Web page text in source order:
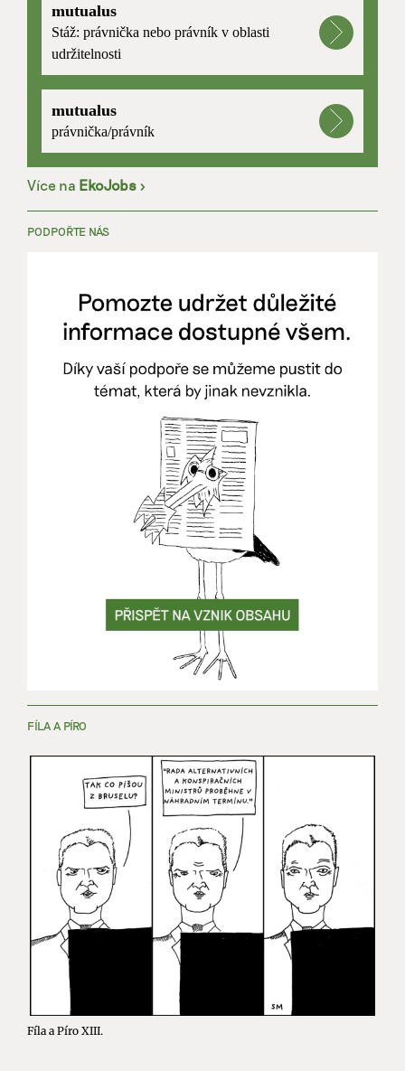
mutualus
Stáž: právnička nebo právník v oblasti
udržitelnosti
mutualus
právnička/právník
Více na EkoJobs >
PODPOŘTE NÁS
FÍLA A PÍRO
Fíla a Píro XIII.